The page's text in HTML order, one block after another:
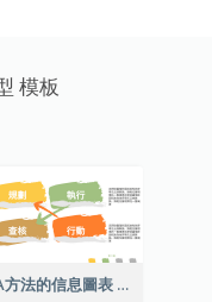
模板
PDCA方法的信息圖表